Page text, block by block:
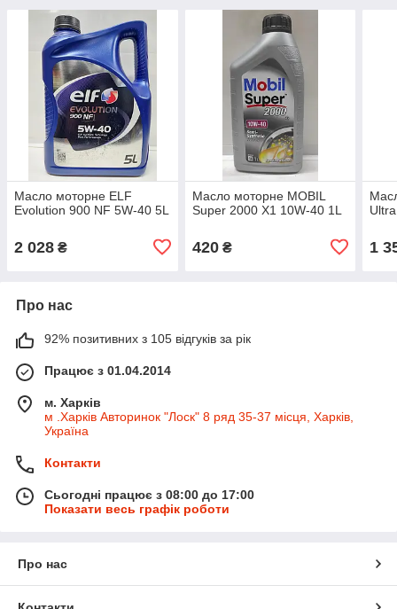
Масло моторне ELF
Evolution 900 NF 5W-40 5L
2 028 ₴
Масло моторне MOBIL
Super 2000 Х1 10W-40 1L
420₴ 1
Про нас
92% позитивних з 105 відгуків за рік
Працює з 01.04.2014
м. Харків
м .Харків Авторинок "Лоск" 8 ряд 35-37 місця, Харків,
Україна
Контакти
Сьогодні працює з 08:00 до 17:00
Показати весь графік роботи
Про нас